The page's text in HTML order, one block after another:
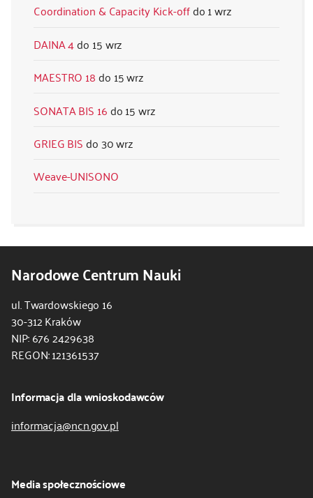
Coordination & Capacity Kick-off
1 wrz
DAINA 4
15 wrz
MAESTRO 18
15 wrz
SONATA BIS 16
15 wrz
GRIEG BIS
30 wrz
Weave-UNISONO
Narodowe Centrum Nauki
ul. Twardowskiego 16
30-312 Kraków
NIP: 676 2429638
REGON: 121361537
Informacja dla wnioskodawców
informacja@ncn.gov.pl
Media społecznościowe